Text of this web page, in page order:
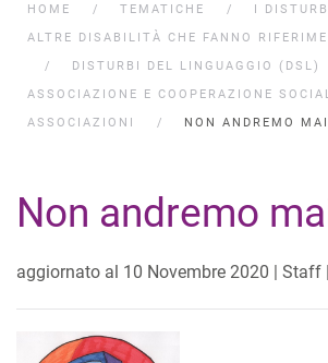
HOME TEMATICHE
I
ALTRE DISABILITÀ CHE FANNO
DISTURBI DEL LINGUAGGIO (DSL)
ASSOCIAZIONE E COOPERAZIONE
ASSOCIAZIONI
NON ANDREMO
Non andremo
aggiornato al 10 Novembre 2020 | Staff |